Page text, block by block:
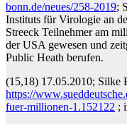
bonn.de/neues/258-2019;
Instituts für Virologie an
Streeck Teilnehmer am
der USA gewesen und
Public Heath berufen.
(15,18) 17.05.2010;
https://
fuer-millionen-1.152122 ;